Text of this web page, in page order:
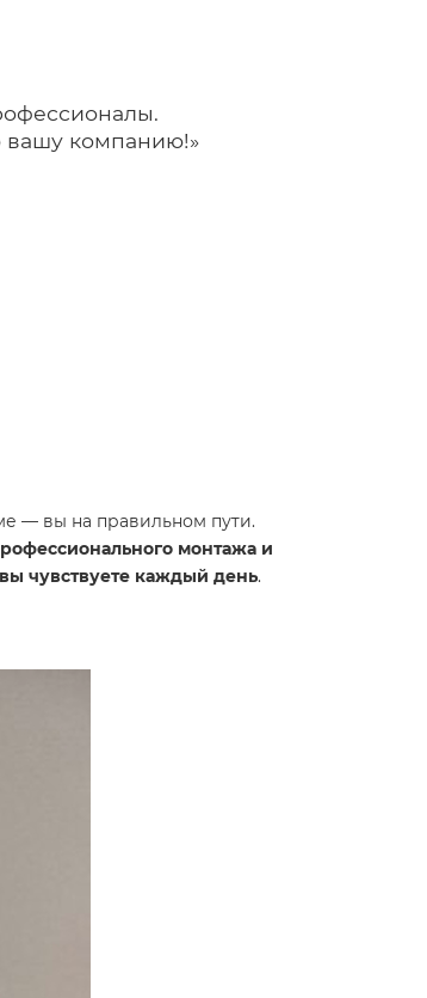
вашу компанию!»
— вы на правильном пути.
монтажа и
чувствуете каждый день.